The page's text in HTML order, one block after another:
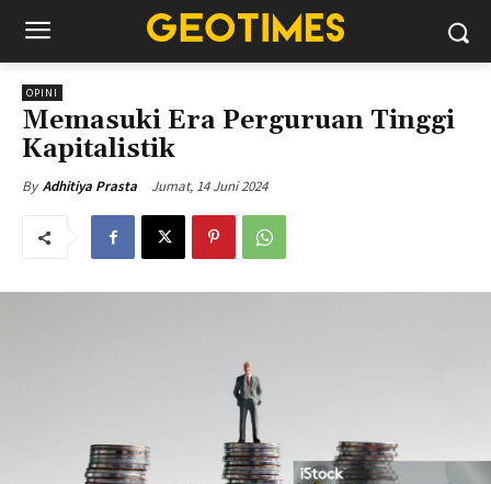
OPINI
Memasuki Era Perguruan Tinggi
Kapitalistik
By Adhitiya Prasta Jumat, 14 Juni 2024